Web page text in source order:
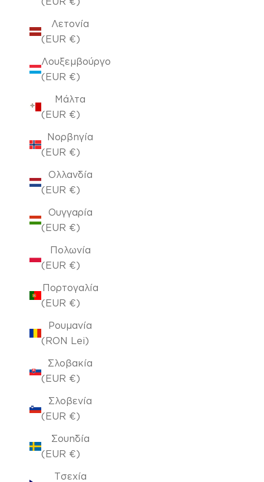
Λετονία
(EUR €)
Λουξεμβούργο
(EUR €)
Μάλτα
(EUR €)
Νορβηγία
(EUR €)
Ολλανδία
(EUR €)
Ουγγαρία
(EUR €)
Πολωνία
(EUR €)
Πορτογαλία
(EUR €)
Ρουμανία
(RON Lei)
Σλοβακία
(EUR €)
Σλοβενία
(EUR €)
Σουηδία
(EUR €)
Τσεχία